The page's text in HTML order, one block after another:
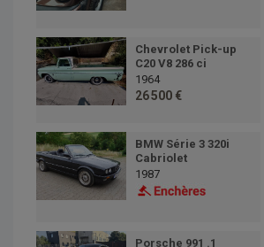
Chevrolet Pick-up
C20 V8 286 ci
1964
26 500 €
BMW Série 3 320i
Cabriolet
1987
Porsche 991 .1